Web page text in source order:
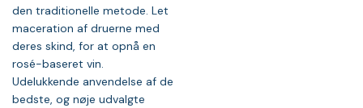
den traditionelle metode. Let
maceration af druerne med
deres skind, for at opnå en
rosé-baseret vin.
Udelukkende anvendelse af de
bedste, og nøje udvalgte